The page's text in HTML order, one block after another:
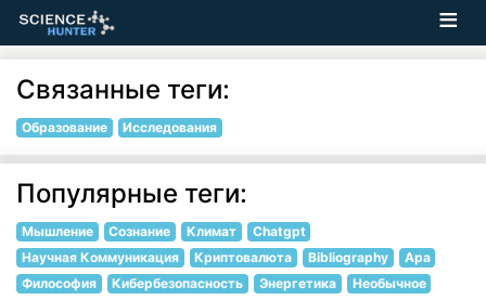
Связанные теги:
Образование Исследования
Популярные теги:
Мышление Сознание Климат
Chatgpt
Научная Коммуникация
Криптовалюта Bibliography
Apa
Философия
Кибербезопасность Энергетика
Необычное